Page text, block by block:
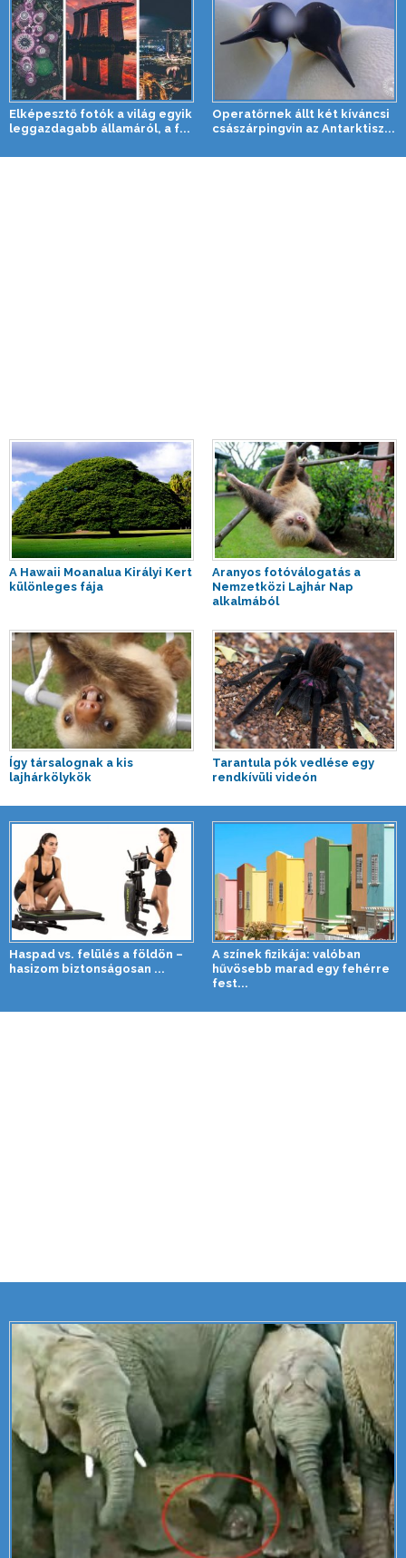
Elképesztő fotók a világ egyik
leggazdagabb államáról, a f...
Operatőrnek állt két kíváncsi
császárpingvin az Antarktisz...
A Hawaii Moanalua Királyi Kert
különleges fája
Aranyos fotóválogatás a
Nemzetközi Lajhár Nap
alkalmából
Így társalognak a kis
lajhárkölykök
Tarantula pók vedlése egy
rendkívüli videón
Haspad vs. felülés a földön –
hasizom biztonságosan ...
A színek fizikája: valóban
hűvösebb marad egy fehérre
fest...